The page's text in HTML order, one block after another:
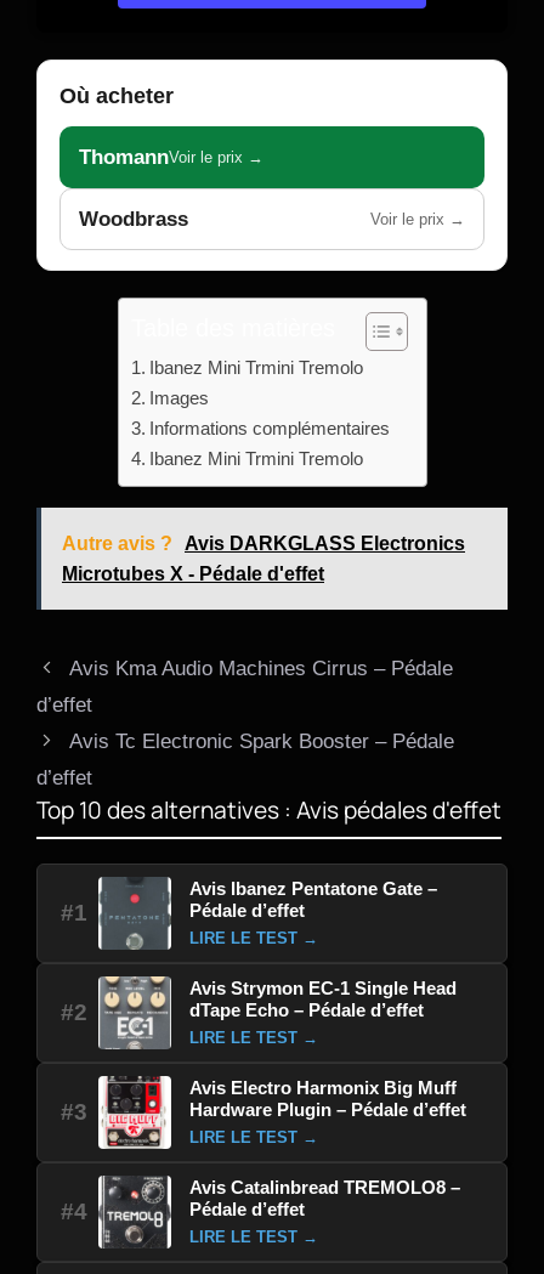
Où acheter
ThomannVoir le prix →
Woodbrass Voir le prix →
Ibanez Mini Trmini Tremolo
Images
Informations complémentaires
Ibanez Mini Trmini Tremolo
Autre avis ?
Avis DARKGLASS Electronics
Microtubes X - Pédale d'effet
Avis Kma Audio Machines Cirrus – Pédale
d’effet
Avis Tc Electronic Spark Booster – Pédale
d’effet
Top 10 des alternatives : Avis pédales d'effet
#1
Avis Ibanez Pentatone Gate –
Pédale d’effet
LIRE LE TEST →
#2
Avis Strymon EC-1 Single Head
dTape Echo – Pédale d’effet
LIRE LE TEST →
#3
Avis Electro Harmonix Big Muff
Hardware Plugin – Pédale d’effet
LIRE LE TEST →
#4
Avis Catalinbread TREMOLO8 –
Pédale d’effet
LIRE LE TEST →